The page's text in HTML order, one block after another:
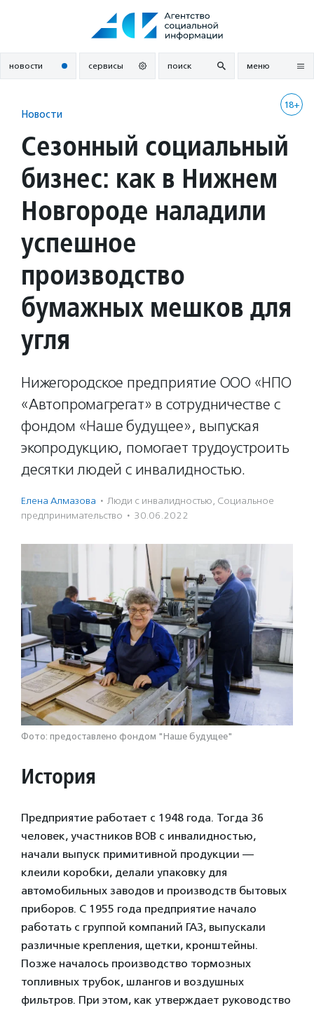
новости сервисы поиск меню
18+
Новости
Сезонный социальный
бизнес: как в Нижнем
Новгороде наладили
успешное
производство
бумажных мешков для
угля
Нижегородское предприятие ООО «НПО
«Автопромагрегат» в сотрудничестве с
фондом «Наше будущее», выпуская
экопродукцию, помогает трудоустроить
десятки людей с инвалидностью.
Елена Алмазова · Люди с инвалидностью, Социальное
предпри­нима­тель­ство · 30.06.2022
Фото: предоставлено фондом "Наше будущее"
История
Предприятие работает с 1948 года. Тогда 36
человек, участников ВОВ с инвалидностью,
начали выпуск примитивной продукции —
клеили коробки, делали упаковку для
автомобильных заводов и производств бытовых
приборов. С 1955 года предприятие начало
работать с группой компаний ГАЗ, выпускали
различные крепления, щетки, кронштейны.
Позже началось производство тормозных
топливных трубок, шлангов и воздушных
фильтров. При этом, как утверждает руководство